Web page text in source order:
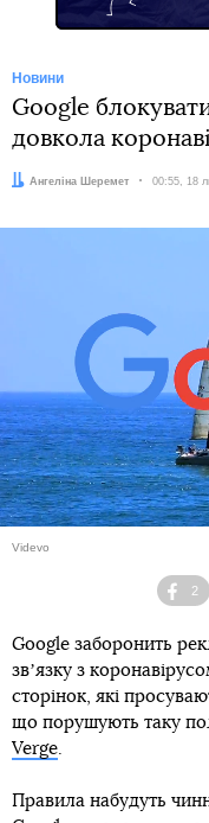
Новини
Google
довкола
Автор:
Ангеліна Шеремет Дата:
00:55, 18
Videvo
2
Google заборонить
звʼязку з
сторінок, які
що порушують таку
Verge
Правила набудуть